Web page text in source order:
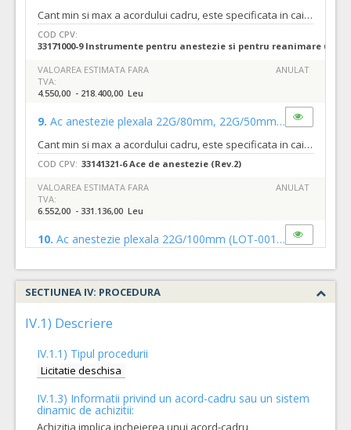
Cant min si max a acordului cadru, este specificata in caietul de sarcini, al prezentei documentatii.
COD CPV:
33171000-9 Instrumente pentru anestezie si pentru reanimare
VALOAREA ESTIMATA FARA
TVA:
4.550,00 - 218.400,00 Leu
ANULAT
9. Ac anestezie plexala 22G/80mm, 22G/50mm (LOT-0009)
Cant min si max a acordului cadru, este specificata in caietul de sarcini, al prezentei documentatii.
COD CPV: 33141321-6 Ace de anestezie (Rev.2)
VALOAREA ESTIMATA FARA
TVA:
6.552,00 - 331.136,00 Leu
ANULAT
10. Ac anestezie plexala 22G/100mm (LOT-0010)
COD CPV: 33141321-6 Ace de anestezie (Rev.2)
VALOAREA ESTIMATA FARA
TVA:
40,00 - 4.800,00 Leu
ANULAT
5. Trusa originala de 230 cm cu punga de 1000ml
COD CPV: 33141624-0 Truse de administrare (Rev.2)
VALOAREA ESTIMATA FARA
SECTIUNEA IV: PROCEDURA
IV.1) Descriere
IV.1.1) Tipul procedurii
Licitatie deschisa
IV.1.3) Informatii privind un acord-cadru sau un sistem
dinamic de achizitii:
Achizitia implica incheierea unui acord-cadru